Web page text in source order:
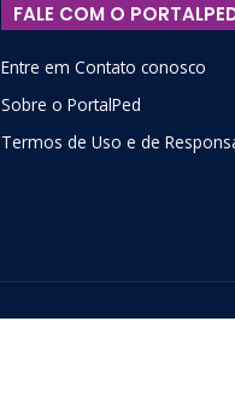
FALE COM O
Entre em Contato conosco
Sobre o PortalPed
Termos de Uso e de